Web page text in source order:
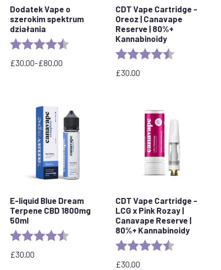
Dodatek Vape o
szerokim spektrum
działania
Rating: 4.8 out of 5 stars
£30.00-£80.00
Zakres
CDT Vape Cartridge -
Oreoz | Canavape
Reserve | 80%+
Kannabinoidy
Rating:
£30.00
E-liquid Blue Dream
Terpene CBD 1800mg
50ml
Rating: 4.8 out of 5 stars
£30.00
CDT Vape Cartridge -
LCG x Pink Rozay |
Canavape Reserve |
80%+ Kannabinoidy
Rating:
£30.00